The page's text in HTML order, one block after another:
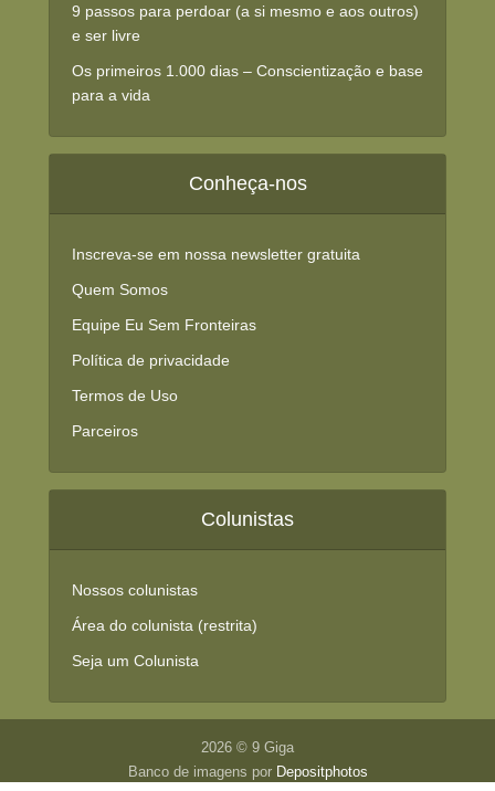
9 passos para perdoar (a si mesmo e aos outros)
e ser livre
Os primeiros 1.000 dias – Conscientização e base
para a vida
Conheça-nos
Inscreva-se em nossa newsletter gratuita
Quem Somos
Equipe Eu Sem Fronteiras
Política de privacidade
Termos de Uso
Parceiros
Colunistas
Nossos colunistas
Área do colunista (restrita)
Seja um Colunista
2026 © 9 Giga
Banco de imagens por Depositphotos